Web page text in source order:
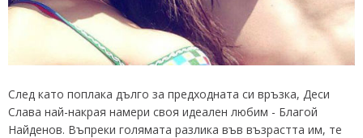
След като поплака дълго за предходната си връзка, Деси
Слава най-накрая намери своя идеален любим - Благой
Найденов. Въпреки голямата разлика във възрастта им, те